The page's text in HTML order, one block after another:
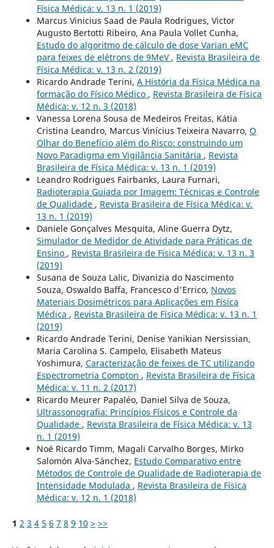
Física Médica: v. 13 n. 1 (2019)
Marcus Vinicius Saad de Paula Rodrigues, Victor
Augusto Bertotti Ribeiro, Ana Paula Vollet Cunha,
Estudo do algoritmo de cálculo de dose Varian eMC
para feixes de elétrons de 9MeV , Revista Brasileira de
Física Médica: v. 13 n. 2 (2019)
Ricardo Andrade Terini, A História da Física Médica na
formação do Físico Médico , Revista Brasileira de Física
Médica: v. 12 n. 3 (2018)
Vanessa Lorena Sousa de Medeiros Freitas, Kátia
Cristina Leandro, Marcus Vinícius Teixeira Navarro, O
Olhar do Benefício além do Risco: construindo um
Novo Paradigma em Vigilância Sanitária , Revista
Brasileira de Física Médica: v. 13 n. 1 (2019)
Leandro Rodrigues Fairbanks, Laura Furnari,
Radioterapia Guiada por Imagem: Técnicas e Controle
de Qualidade , Revista Brasileira de Física Médica: v.
13 n. 1 (2019)
Daniele Gonçalves Mesquita, Aline Guerra Dytz,
Simulador de Medidor de Atividade para Práticas de
Ensino , Revista Brasileira de Física Médica: v. 13 n. 3
(2019)
Susana de Souza Lalic, Divanizia do Nascimento
Souza, Oswaldo Baffa, Francesco d'Errico, Novos
Materiais Dosimétricos para Aplicações em Física
Médica , Revista Brasileira de Física Médica: v. 13 n. 1
(2019)
Ricardo Andrade Terini, Denise Yanikian Nersissian,
Maria Carolina S. Campelo, Elisabeth Mateus
Yoshimura, Caracterização de feixes de TC utilizando
Espectrometria Compton , Revista Brasileira de Física
Médica: v. 11 n. 2 (2017)
Ricardo Meurer Papaléo, Daniel Silva de Souza,
Ultrassonografia: Princípios Físicos e Controle da
Qualidade , Revista Brasileira de Física Médica: v. 13
n. 1 (2019)
Noé Ricardo Timm, Magali Carvalho Borges, Mirko
Salomón Alva-Sánchez, Estudo Comparativo entre
Métodos de Controle de Qualidade de Radioterapia de
Intensidade Modulada , Revista Brasileira de Física
Médica: v. 12 n. 1 (2018)
1 2 3 4 5 6 7 8 9 10 > >>